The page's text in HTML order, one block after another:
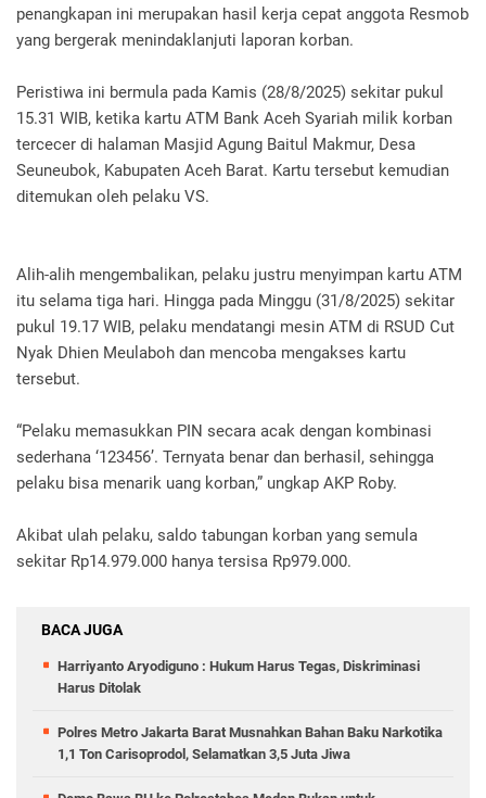
penangkapan ini merupakan hasil kerja cepat anggota Resmob
yang bergerak menindaklanjuti laporan korban.
Peristiwa ini bermula pada Kamis (28/8/2025) sekitar pukul
15.31 WIB, ketika kartu ATM Bank Aceh Syariah milik korban
tercecer di halaman Masjid Agung Baitul Makmur, Desa
Seuneubok, Kabupaten Aceh Barat. Kartu tersebut kemudian
ditemukan oleh pelaku VS.
Alih-alih mengembalikan, pelaku justru menyimpan kartu ATM
itu selama tiga hari. Hingga pada Minggu (31/8/2025) sekitar
pukul 19.17 WIB, pelaku mendatangi mesin ATM di RSUD Cut
Nyak Dhien Meulaboh dan mencoba mengakses kartu
tersebut.
“Pelaku memasukkan PIN secara acak dengan kombinasi
sederhana ‘123456’. Ternyata benar dan berhasil, sehingga
pelaku bisa menarik uang korban,” ungkap AKP Roby.
Akibat ulah pelaku, saldo tabungan korban yang semula
sekitar Rp14.979.000 hanya tersisa Rp979.000.
BACA JUGA
Harriyanto Aryodiguno : Hukum Harus Tegas, Diskriminasi
Harus Ditolak
Polres Metro Jakarta Barat Musnahkan Bahan Baku Narkotika
1,1 Ton Carisoprodol, Selamatkan 3,5 Juta Jiwa